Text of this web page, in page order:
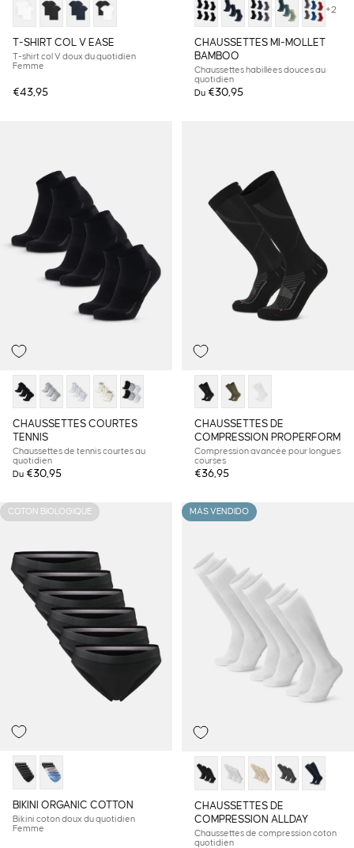
T-SHIRT COL V EASE
T-shirt col V doux du quotidien
Femme
€43,95
+2
CHAUSSETTES MI-MOLLET
BAMBOO
Chaussettes habillées douces au
quotidien
Du €30,95
CHAUSSETTES COURTES
TENNIS
Chaussettes de tennis courtes au
quotidien
Du €30,95
CHAUSSETTES DE
COMPRESSION PROPERFORM
Compression avancée pour longues
courses
€36,95
COTON BIOLOGIQUE
BIKINI ORGANIC COTTON
Bikini coton doux du quotidien
Femme
MÁS VENDIDO
CHAUSSETTES DE
COMPRESSION ALLDAY
Chaussettes de compression coton
quotidien